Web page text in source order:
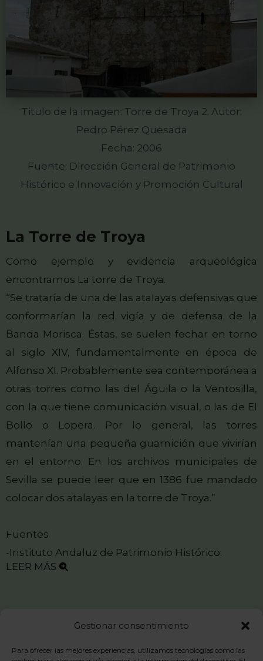
Gestionar consentimiento
Para ofrecer las mejores experiencias, utilizamos tecnologías como las
Titulo de la imagen: Torre de Troya 2. Autor:
Pedro Pérez Quesada
Fecha: 2006
Fuente: Dirección General de Patrimonio
Histórico e Innovación y Promoción Cultural
La Torre de Troya
Como ejemplo y evidencia arqueológica
encontramos La torre de Troya.
“Se trataría de una de las atalayas defensivas que
conformarían la red vigía y de defensa de la
Banda Morisca. Éstas, se suelen fechar en torno
al siglo XIV, fundamentalmente en época de
Alfonso XI. Probablemente sea contemporánea a
otras torres como las del Águila o la Ventosilla,
con la que tiene comunicación visual, o las de El
Bollo o Lopera. Por lo general, las torres
mantenían una pequeña guarnición que vivirían
en el entorno. En los archivos municipales de
Sevilla se puede leer que en 1386 fue mandado
colocar dos atalayas en la torre de Troya.”
Fuentes
-Instituto Andaluz de Patrimonio Histórico.
LEER MÁS
Aviso legal
Política de cookies